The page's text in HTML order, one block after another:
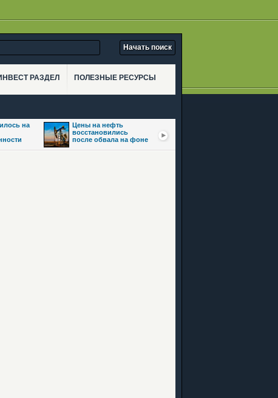
РАЗДЕЛ ПОЛЕЗНЫЕ РЕСУРСЫ
на
Цены на нефть
восстановились
после обвала на фоне